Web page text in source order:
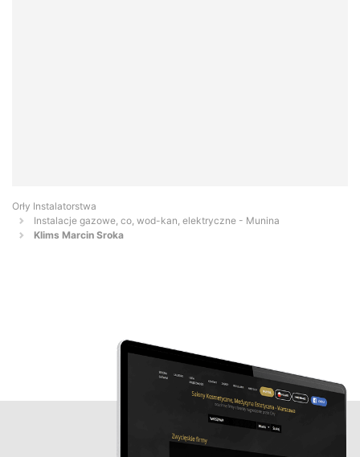
Orły Instalatorstwa
Instalacje gazowe, co, wod-kan, elektryczne - Munina
Klims Marcin Sroka